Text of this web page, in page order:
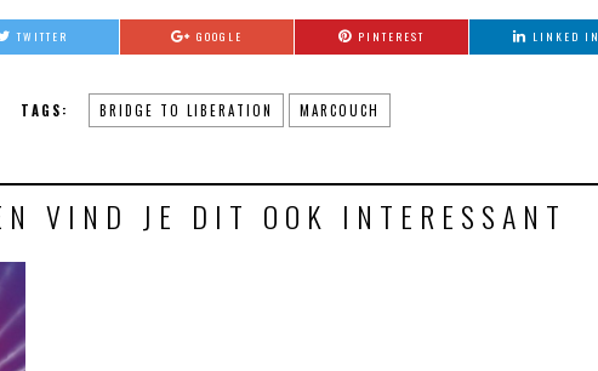
TWITTER GOOGLE PINTEREST LINKED IN
TAGS: BRIDGE TO LIBERATION MARCOUCH
VIND JE DIT OOK INTERESSANT